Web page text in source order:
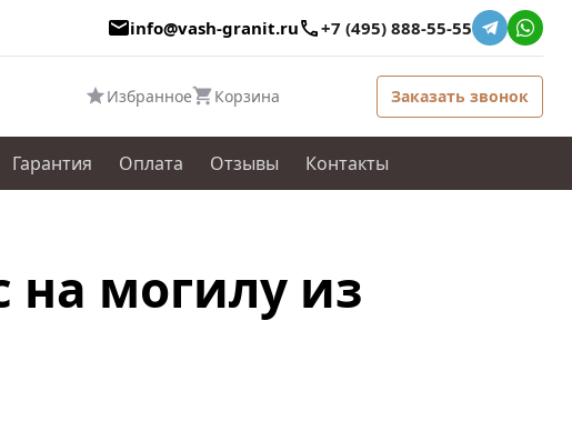
info@vash-granit.ru +7 (495) 888-55-55
Избранное Корзина Заказать звонок
Гарантия Оплата Отзывы Контакты
могилу из